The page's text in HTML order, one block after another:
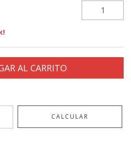
CALCULAR